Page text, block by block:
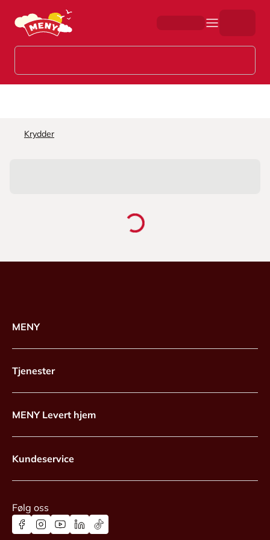
Hopp til hovedinnhold
Krydder
MENY
Tjenester
MENY Levert hjem
Kundeservice
Følg oss